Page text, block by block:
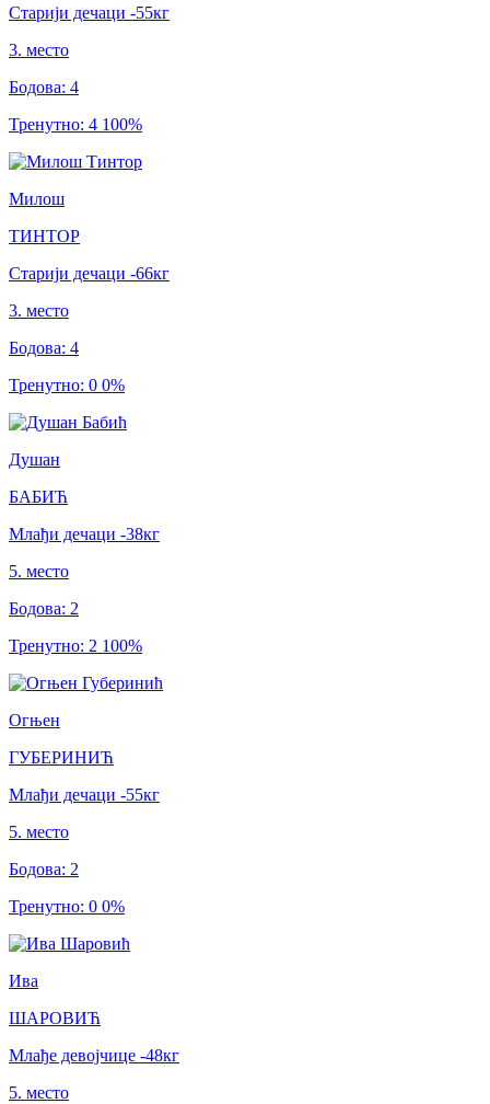
Старији дечаци -55кг
3. место
Бодова: 4
Тренутно: 4 100%
Милош
ТИНТОР
Старији дечаци -66кг
3. место
Бодова: 4
Тренутно: 0 0%
Душан
БАБИЋ
Млађи дечаци -38кг
5. место
Бодова: 2
Тренутно: 2 100%
Огњен
ГУБЕРИНИЋ
Млађи дечаци -55кг
5. место
Бодова: 2
Тренутно: 0 0%
Ива
ШАРОВИЋ
Млађе девојчице -48кг
5. место